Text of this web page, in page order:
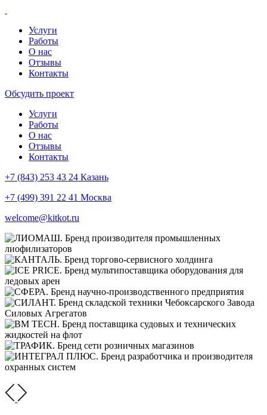
Услуги
Работы
О нас
Отзывы
Контакты
Обсудить проект
Услуги
Работы
О нас
Отзывы
Контакты
+7 (843) 253 43 24 Казань
+7 (499) 391 22 41 Москва
welcome@kitkot.ru